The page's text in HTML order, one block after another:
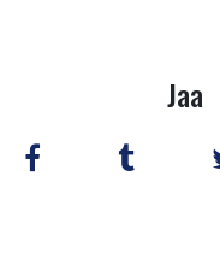
Jaa